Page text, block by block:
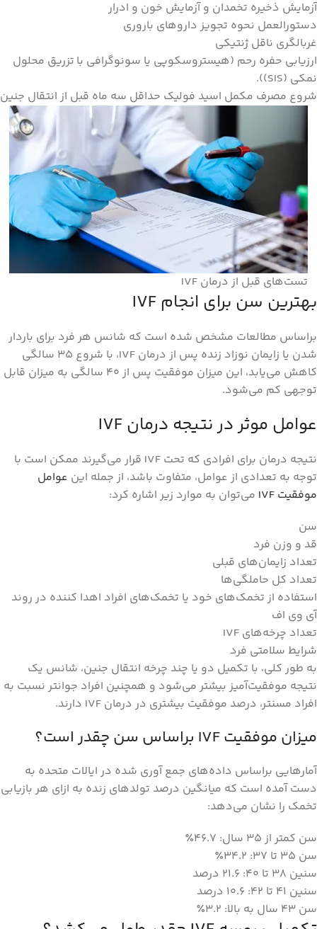
آزمایش ذخیره تخمدان و آزمایش خون و ادرار
دستورالعمل نحوه تجویز داروهای باروری
غربالگری ناقل ژنتیکی
ارزیابی حفره رحم (هیستروسکوپی یا سونوگرافی با تزریق محلول
نمکی (SIS)).
شروع مصرف مکمل اسید فولیک حداقل سه ماه قبل از انتقال جنین
تست‌های قبل از درمان IVF
بهترین سن برای انجام IVF
براساس مطالعات مشخص شده است که شانس هر فرد برای باردار
شدن یا زایمان نوزاد زنده پس از درمان IVF، با شروع 35 سالگی
کاهش می‌یابد، این میزان موفقیت پس از 40 سالگی به میزان قابل
توجهی کم می‌شود.
عوامل موثر در نتیجه درمان IVF
نتیجه درمان برای افرادی که تحت IVF قرار می‌گیرند ممکن است با
توجه به تعدادی از عوامل، متفاوت باشد، از جمله این عوامل
موفقیت IVF
می‌توان به موارد زیر اشاره کرد:
سن
قد و وزن فرد
تعداد زایمان‌های قبلی
تعداد کل حاملگی‌ها
استفاده از تخمک‌های خود یا تخمک‌های افراد اهدا کننده در روند
آی وی اف
تعداد چرخه‌های IVF
شرایط سلامتی فرد
به طور کلی، با تکمیل دو یا چند چرخه انتقال جنین، شانس یک
نتیجه موفقیت‌آمیز بیشتر می‌شود و همچنین افراد جوانتر نسبت به
افراد مسنتر، درصد موفقیت بیشتری در درمان IVF دارند.
میزان موفقیت IVF براساس سن چقدر است؟
آمارهایی براساس داده‌های جمع آوری شده در ایالات متحده به
دست آمده است که میانگین درصد تولدهای زنده به ازای هر بازیابی
تخمک را نشان می‌دهد:
سن کمتر از 35 سال: 46.7٪
سن 35 تا 37: 34.2٪
سنین 38 تا 40: 21.6 درصد
سنین 41 تا 42: 10.6 درصد
سن 43 سال به بالا: 3.2٪